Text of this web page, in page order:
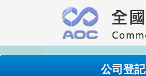
要
內
公司登記